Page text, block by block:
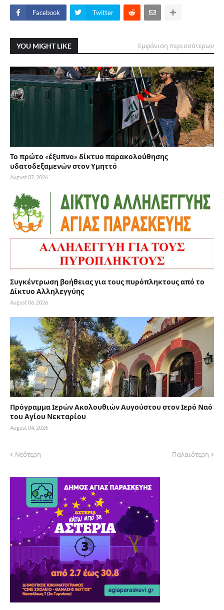
Facebook Twitter
YOU MIGHT LIKE Εμφάνιση περισσότερων
Το πρώτο «έξυπνο» δίκτυο παρακολούθησης
υδατοδεξαμενών στον Υμηττό
August 07, 2026
Συγκέντρωση βοήθειας για τους πυρόπληκτους από το
Δίκτυο Αλληλεγγύης
August 06, 2026
Πρόγραμμα Ιερών Ακολουθιών Αυγούστου στον Ιερό Ναό
του Αγίου Νεκταρίου
August 04, 2026
Νεότερη Παλαιότερη